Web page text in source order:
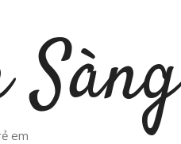
em